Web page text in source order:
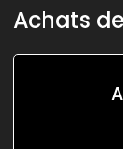
Achats